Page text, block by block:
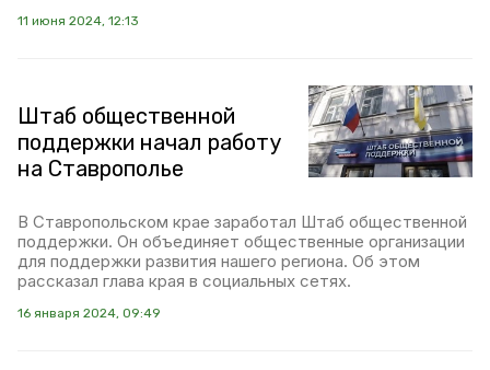
11 июня 2024, 12:13
Штаб общественной
поддержки начал работу
на Ставрополье
В Ставропольском крае заработал Штаб общественной
поддержки. Он объединяет общественные организации
для поддержки развития нашего региона. Об этом
рассказал глава края в социальных сетях.
16 января 2024, 09:49